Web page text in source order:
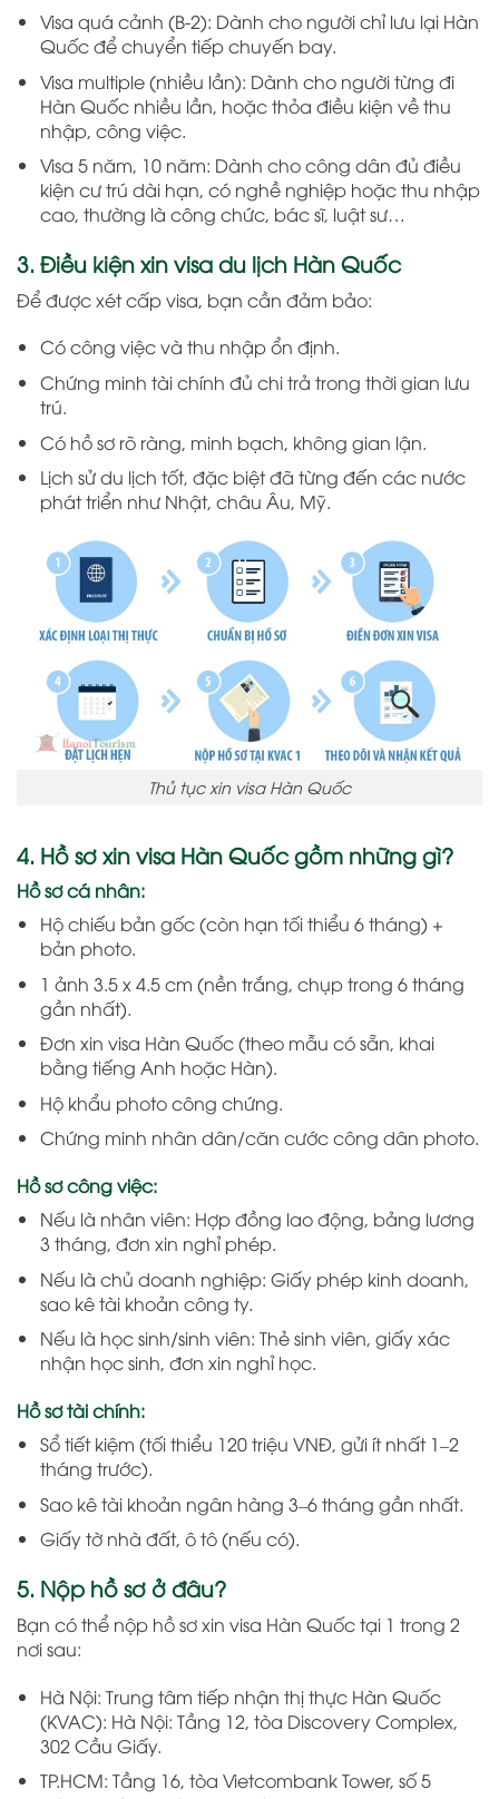
Visa quá cảnh (B-2): Dành cho người chỉ lưu lại Hàn
Quốc để chuyển tiếp chuyến bay.
Visa multiple (nhiều lần): Dành cho người từng đi
Hàn Quốc nhiều lần, hoặc thỏa điều kiện về thu
nhập, công việc.
Visa 5 năm, 10 năm: Dành cho công dân đủ điều
kiện cư trú dài hạn, có nghề nghiệp hoặc thu nhập
cao, thường là công chức, bác sĩ, luật sư…
3. Điều kiện xin visa du lịch Hàn Quốc
Để được xét cấp visa, bạn cần đảm bảo:
Có công việc và thu nhập ổn định.
Chứng minh tài chính đủ chi trả trong thời gian lưu
trú.
Có hồ sơ rõ ràng, minh bạch, không gian lận.
Lịch sử du lịch tốt, đặc biệt đã từng đến các nước
phát triển như Nhật, châu Âu, Mỹ.
Thủ tục xin visa Hàn Quốc
4. Hồ sơ xin visa Hàn Quốc gồm những gì?
Hồ sơ cá nhân:
Hộ chiếu bản gốc (còn hạn tối thiểu 6 tháng) +
bản photo.
1 ảnh 3.5 x 4.5 cm (nền trắng, chụp trong 6 tháng
gần nhất).
Đơn xin visa Hàn Quốc (theo mẫu có sẵn, khai
bằng tiếng Anh hoặc Hàn).
Hộ khẩu photo công chứng.
Chứng minh nhân dân/căn cước công dân photo.
Hồ sơ công việc:
Nếu là nhân viên: Hợp đồng lao động, bảng lương
3 tháng, đơn xin nghỉ phép.
Nếu là chủ doanh nghiệp: Giấy phép kinh doanh,
sao kê tài khoản công ty.
Nếu là học sinh/sinh viên: Thẻ sinh viên, giấy xác
nhận học sinh, đơn xin nghỉ học.
Hồ sơ tài chính:
Sổ tiết kiệm (tối thiểu 120 triệu VNĐ, gửi ít nhất 1–2
tháng trước).
Sao kê tài khoản ngân hàng 3–6 tháng gần nhất.
Giấy tờ nhà đất, ô tô (nếu có).
5. Nộp hồ sơ ở đâu?
Bạn có thể nộp hồ sơ xin visa Hàn Quốc tại 1 trong 2
nơi sau:
Hà Nội: Trung tâm tiếp nhận thị thực Hàn Quốc
(KVAC): Hà Nội: Tầng 12, tòa Discovery Complex,
302 Cầu Giấy.
TP.HCM: Tầng 16, tòa Vietcombank Tower, số 5